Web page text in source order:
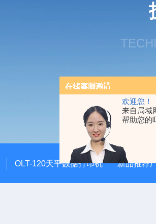
欢迎您！
来自局域
帮助您的
OLT-120天平数据打印机 新品推荐